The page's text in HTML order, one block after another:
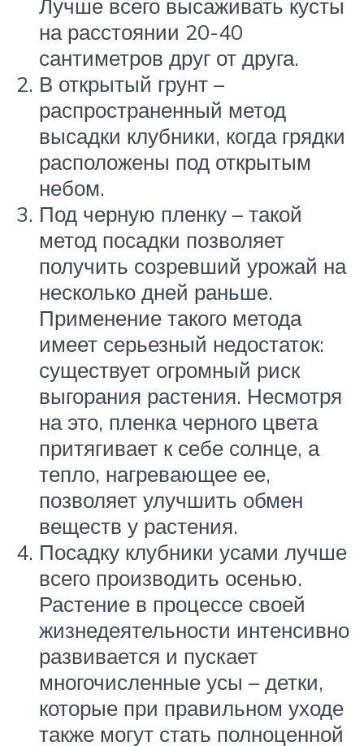
Лучше всего высаживать кусты
на расстоянии 20-40
сантиметров друг от друга.
В открытый грунт –
распространенный метод
высадки клубники, когда грядки
расположены под открытым
небом.
Под черную пленку – такой
метод посадки позволяет
получить созревший урожай на
несколько дней раньше.
Применение такого метода
имеет серьезный недостаток:
существует огромный риск
выгорания растения. Несмотря
на это, пленка черного цвета
притягивает к себе солнце, а
тепло, нагревающее ее,
позволяет улучшить обмен
веществ у растения.
Посадку клубники усами лучше
всего производить осенью.
Растение в процессе своей
жизнедеятельности интенсивно
развивается и пускает
многочисленные усы – детки,
которые при правильном уходе
также могут стать полноценной